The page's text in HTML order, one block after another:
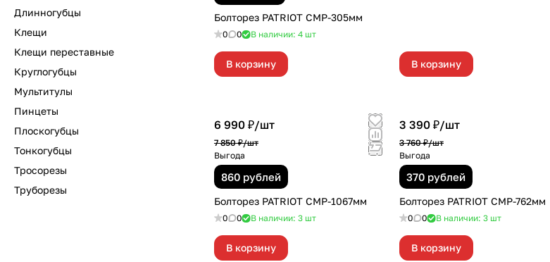
Болторез PATRIOT СМР-305мм
0 0 В наличии: 4 шт
В корзину В корзину
6 990 ₽/шт
7 850 ₽/шт
Выгода
860 рублей
Болторез PATRIOT СМР-1067мм
0 0 В наличии: 3 шт
В корзину
3 390 ₽/шт
3 760 ₽/шт
Выгода
370 рублей
Болторез PATRIOT СМР-762мм
0 0 В наличии: 3 шт
В корзину
Длинногубцы
Клещи
Клещи переставные
Круглогубцы
Мультитулы
Пинцеты
Плоскогубцы
Тонкогубцы
Тросорезы
Труборезы